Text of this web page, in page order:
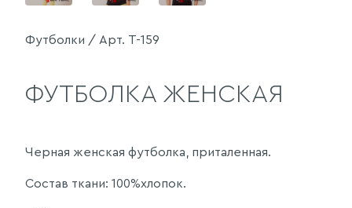
Футболки / Арт. Т-159
ФУТБОЛКА ЖЕНСКАЯ
Черная женская футболка, приталенная.
Состав ткани: 100%хлопок.